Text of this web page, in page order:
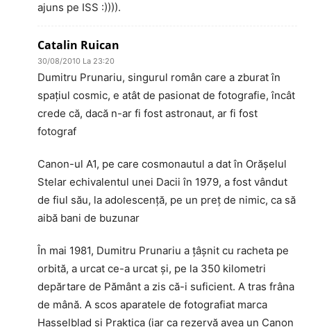
ajuns pe ISS :)))).
Catalin Ruican
30/08/2010 La 23:20
Dumitru Prunariu, singurul român care a zburat în
spaţiul cosmic, e atât de pasionat de fotografie, încât
crede că, dacă n-ar fi fost astronaut, ar fi fost
fotograf
Canon-ul A1, pe care cosmonautul a dat în Orăşelul
Stelar echivalentul unei Dacii în 1979, a fost vândut
de fiul său, la adolescenţă, pe un preţ de nimic, ca să
aibă bani de buzunar
În mai 1981, Dumitru Prunariu a ţâşnit cu racheta pe
orbită, a urcat ce-a urcat şi, pe la 350 kilometri
depărtare de Pământ a zis că-i suficient. A tras frâna
de mână. A scos aparatele de fotografiat marca
Hasselblad şi Praktica (iar ca rezervă avea un Canon